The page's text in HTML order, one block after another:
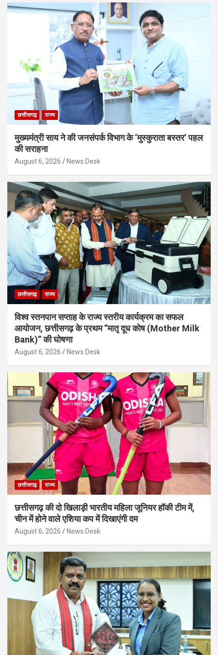
छत्तीसगढ़ राज्य
मुख्यमंत्री साय ने की जनसंपर्क विभाग के ‘मुस्कुराता बस्तर’ पहल
की सराहना
August 6, 2026 News Desk
छत्तीसगढ़ राज्य
विश्व स्तनपान सप्ताह के राज्य स्तरीय कार्यक्रम का सफल
आयोजन, छत्तीसगढ़ के प्रथम “मातृ दूध कोष (Mother Milk
Bank)” की घोषणा
August 6, 2026 News Desk
छत्तीसगढ़ राज्य
छत्तीसगढ़ की दो खिलाड़ी भारतीय महिला जूनियर हॉकी टीम में,
चीन में होने वाले एशिया कप में दिखाएंगी दम
August 6, 2026 News Desk